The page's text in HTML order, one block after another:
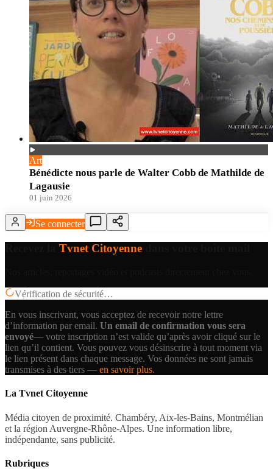
Art
Bénédicte nous parle de Walter Cobb de Mathilde de
Lagausie
01 juin 2026
Se connecter
Tvnet Citoyenne
Vérification de sécurité…
En vous inscrivant, vous acceptez de recevoir notre lettre
d’information par email. Un email de confirmation vous sera
envoyé— votre inscription n’est valide qu’après avoir cliqué sur le
lien qu’il contient. Vous pouvez vous désinscrire à tout moment via
le lien présent dans chaque message. Vos données ne sont jamais
transmises à des tiers — en savoir plus.
La Tvnet Citoyenne
Média citoyen de proximité. Chambéry, Aix-les-Bains, Montmélian
et la région Auvergne-Rhône-Alpes. Une information libre,
indépendante, sans publicité.
Rubriques